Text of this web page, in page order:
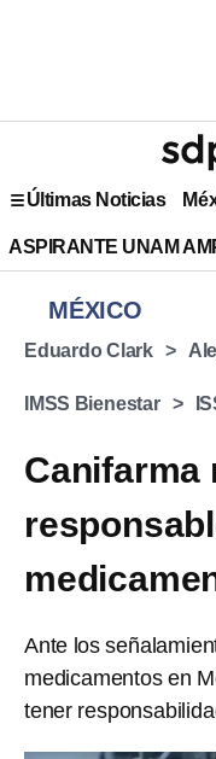
Últimas Noticias
ASPIRANTE UNAM
MÉXICO
Eduardo Clark
IMSS Bienestar
Canifarma
Ante los
medicamentos en
tener